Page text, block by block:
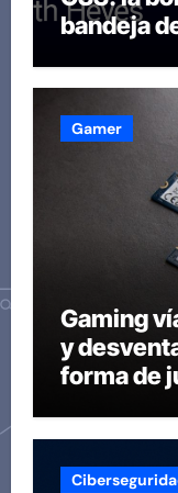
bandeja
Gamer
Gaming
y
forma de